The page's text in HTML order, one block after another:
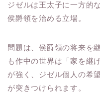
ジゼルは王太子に一方的
侯爵領を治める立場。
問題は、侯爵領の将来を
も作中の世界は「家を継
が強く、ジゼル個人の希
が突きつけられます。